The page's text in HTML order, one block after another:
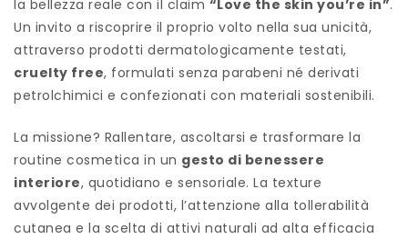
la bellezza reale con il claim “Love the skin you’re in”.
Un invito a riscoprire il proprio volto nella sua unicità,
attraverso prodotti dermatologicamente testati,
cruelty free, formulati senza parabeni né derivati
petrolchimici e confezionati con materiali sostenibili.
La missione? Rallentare, ascoltarsi e trasformare la
routine cosmetica in un gesto di benessere
interiore, quotidiano e sensoriale. La texture
avvolgente dei prodotti, l’attenzione alla tollerabilità
cutanea e la scelta di attivi naturali ad alta efficacia